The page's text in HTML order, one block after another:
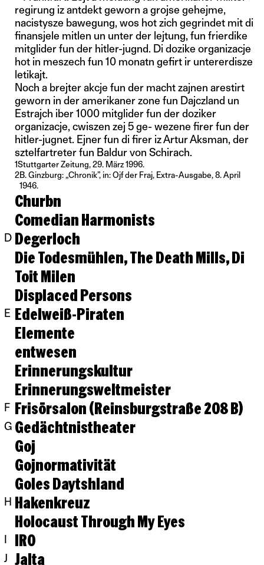
regirung iz antdekt geworn a grojse gehejme,
nacistysze bawegung, wos hot zich gegrindet mit di
finansjele mitlen un unter der lejtung, fun frierdike
mitglider fun der hitler-jugnd. Di dozike organizacje
hot in meszech fun 10 monatn gefirt ir untererdisze
letikajt.
Noch a brejter akcje fun der macht zajnen arestirt
geworn in der amerikaner zone fun Dajczland un
Estrajch iber 1000 mitglider fun der doziker
organizacje, cwiszen zej 5 ge- wezene firer fun der
hitler-jugnet. Ejner fun di firer iz Artur Aksman, der
sztelfartreter fun Baldur von Schirach.
1Stuttgarter Zeitung, 29. März 1996.
2B. Ginzburg: „Chronik”, in: Ojf der Fraj, Extra-Ausgabe, 8. April
1946.
Churbn
Comedian Harmonists
D Degerloch
Die Todesmühlen, The Death Mills, Di
Toit Milen
Displaced Persons
E Edelweiß-Piraten
Elemente
entwesen
Erinnerungskultur
Erinnerungsweltmeister
F Frisörsalon (Reinsburgstraße 208 B)
G Gedächtnistheater
Goj
Gojnormativität
Goles Daytshland
H Hakenkreuz
Holocaust Through My Eyes
IRO
J
Jalta